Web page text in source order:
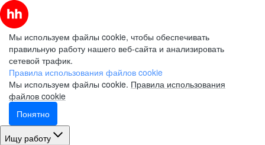
Мы используем файлы cookie, чтобы обеспечивать
правильную работу нашего веб-сайта и анализировать
сетевой трафик.
Правила использования файлов cookie
Мы используем файлы cookie. Правила использования
файлов cookie
Понятно
Ищу работу